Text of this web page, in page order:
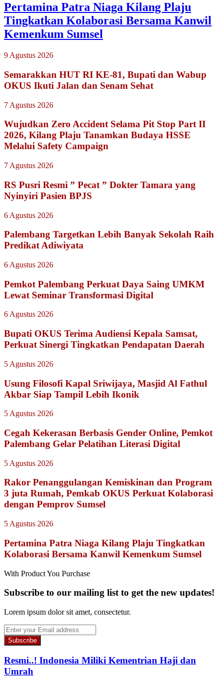
Pertamina Patra Niaga Kilang Plaju
Tingkatkan Kolaborasi Bersama Kanwil
Kemenkum Sumsel
9 Agustus 2026
Semarakkan HUT RI KE-81, Bupati dan Wabup
OKUS Ikuti Jalan dan Senam Sehat
7 Agustus 2026
Wujudkan Zero Accident Selama Pit Stop Part II
2026, Kilang Plaju Tanamkan Budaya HSSE
Melalui Safety Campaign
7 Agustus 2026
RS Pusri Resmi ” Pecat ” Dokter Tamara yang
Nyinyiri Pasien BPJS
6 Agustus 2026
Palembang Targetkan Lebih Banyak Sekolah Raih
Predikat Adiwiyata
6 Agustus 2026
Pemkot Palembang Perkuat Daya Saing UMKM
Lewat Seminar Transformasi Digital
6 Agustus 2026
Bupati OKUS Terima Audiensi Kepala Samsat,
Perkuat Sinergi Tingkatkan Pendapatan Daerah
5 Agustus 2026
Usung Filosofi Kapal Sriwijaya, Masjid Al Fathul
Akbar Siap Tampil Lebih Ikonik
5 Agustus 2026
Cegah Kekerasan Berbasis Gender Online, Pemkot
Palembang Gelar Pelatihan Literasi Digital
5 Agustus 2026
Rakor Penanggulangan Kemiskinan dan Program
3 juta Rumah, Pemkab OKUS Perkuat Kolaborasi
dengan Pemprov Sumsel
5 Agustus 2026
Pertamina Patra Niaga Kilang Plaju Tingkatkan
Kolaborasi Bersama Kanwil Kemenkum Sumsel
With Product You Purchase
Subscribe to our mailing list to get the new updates!
Lorem ipsum dolor sit amet, consectetur.
Enter
your
Email
address
Resmi..! Indonesia Miliki Kementrian Haji dan
Umrah